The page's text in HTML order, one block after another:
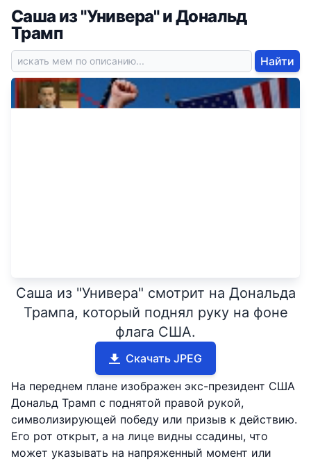
Саша из "Универа" и Дональд
Трамп
Найти
Саша из "Универа" смотрит на Дональда
Трампа, который поднял руку на фоне
флага США.
Скачать JPEG
На переднем плане изображен экс-президент США
Дональд Трамп с поднятой правой рукой,
символизирующей победу или призыв к действию.
Его рот открыт, а на лице видны ссадины, что
может указывать на напряженный момент или